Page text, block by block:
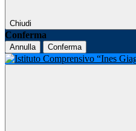
Chiudi
Conferma
Annulla Conferma